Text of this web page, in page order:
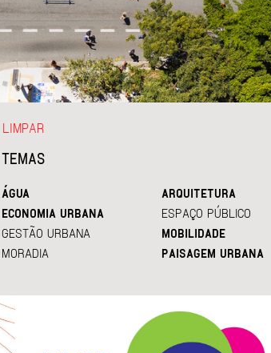
TEMAS
ÁGUA
ARQUITETURA
ECONOMIA URBANA
ESPAÇO PÚBLICO
GESTÃO URBANA
MOBILIDADE
MORADIA
PAISAGEM URBANA
LIMPAR